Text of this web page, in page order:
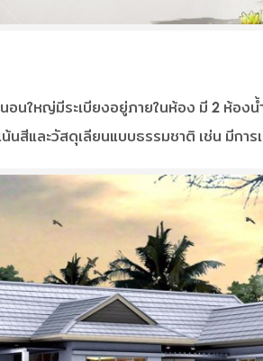
อนใหญ่มีระเบียงอยู่ภายในห้อง มี 2 ห้อ
น้นสีและวัสดุเลียนแบบธรรมชาติ เช่น มีกา